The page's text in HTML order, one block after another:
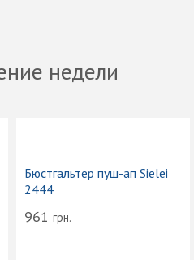
недели
Бюстгальтер пуш-ап Sielei
2444
961 грн.